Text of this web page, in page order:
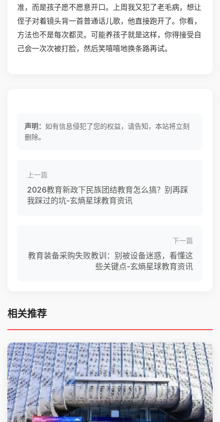
准，而是孩子愿不愿意开口。上周我又犯了老毛病，想让
侄子对着镜头背一首普通话儿歌，他直接跑开了。你看，
方法也不是每次都灵。可能养孩子就是这样，你得接受自
己会一次次被打脸，然后笑嘻嘻地换条路再试。
声明： 如有信息侵犯了您的权益，请告知，本站将立刻
删除。
上一篇
2026教育新政下民族团结教育怎么搞？别再踩
我踩过的坑-玄熵星球教育资讯
下一篇
教育装备采购失败教训：别被设备迷惑，看懂这
些关键点-玄熵星球教育资讯
相关推荐